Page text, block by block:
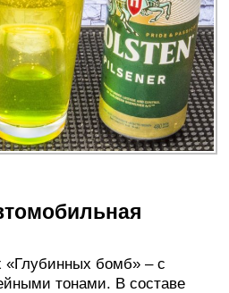
«Глубинных бомб» – с
тонами. В составе